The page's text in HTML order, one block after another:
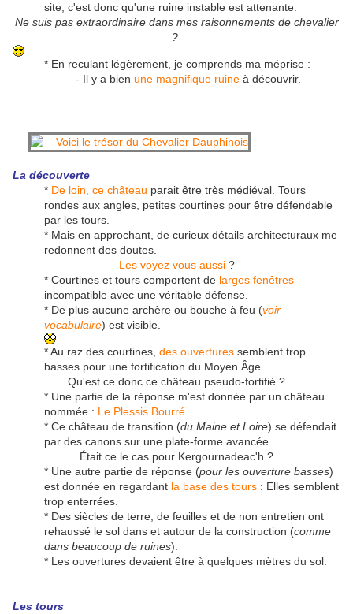
site, c'est donc qu'une ruine instable est attenante.
Ne suis pas extraordinaire dans mes raisonnements de chevalier
?
* En reculant légèrement, je comprends ma méprise :
- Il y a bien une magnifique ruine à découvrir.
La découverte
* De loin, ce château parait être très médiéval. Tours
rondes aux angles, petites courtines pour être défendable
par les tours.
* Mais en approchant, de curieux détails architecturaux me
redonnent des doutes.
Les voyez vous aussi?
* Courtines et tours comportent de larges fenêtres
incompatible avec une véritable défense.
* De plus aucune archère ou bouche à feu (voir
vocabulaire) est visible.
* Au raz des courtines, des ouvertures semblent trop
basses pour une fortification du Moyen Âge.
Qu'est ce donc ce château pseudo-fortifié ?
* Une partie de la réponse m'est donnée par un château
nommée : Le Plessis Bourré
* Ce château de transition (du Maine et Loire) se défendait
par des canons sur une plate-forme avancée.
Était ce le cas pour Kergournadeac'h ?
* Une autre partie de réponse (pour les ouverture basses)
est donnée en regardant la base des tours : Elles semblent
trop enterrées.
* Des siècles de terre, de feuilles et de non entretien ont
rehaussé le sol dans et autour de la construction (comme
dans beaucoup de ruines).
* Les ouvertures devaient être à quelques mètres du sol.
Les tours